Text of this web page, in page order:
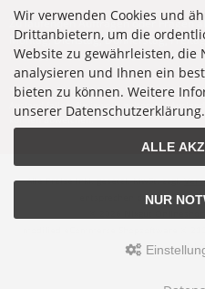
Zu laufenden Aufträgen oder Fragen
Montag, Dienstag, Donnerstag,
Mittwoch: 10:00 - 18:00 Uhr
* Kosten: normaler Ortstarif DE, mit
Ausland fallen die jeweils geltenden
können abweichen.
Alle Preise inkl. gesetzl. MwSt. zzgl.
entsprechen dem
Wir verwenden Cookies und
Drittanbietern, um die
Website zu gewährleisten, die
analysieren und Ihnen ein
bieten zu können. Weitere
unserer Datenschutzerklärung.
ALLE
NUR